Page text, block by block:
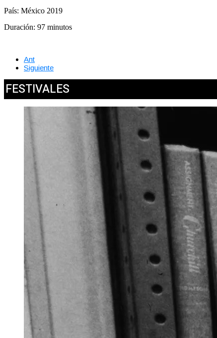
País: México 2019
Duración: 97 minutos
Ant
Siguiente
FESTIVALES